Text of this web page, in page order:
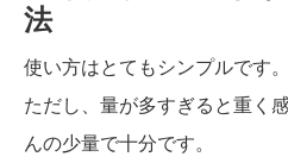
法
使い方はとてもシンプルです。
ただし、量が多すぎると重く
んの少量で十分です。